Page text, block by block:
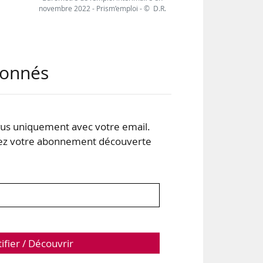
novembre 2022 - Prism’emploi - © D.R.
uniquement avec votre email.
votre abonnement découverte
/ Découvrir